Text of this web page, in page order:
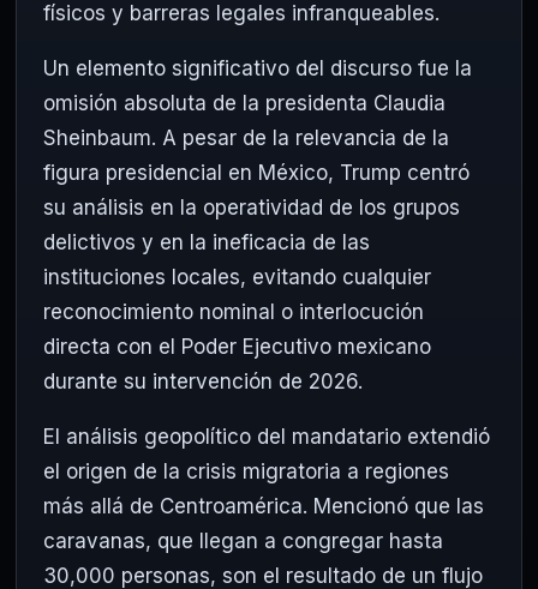
físicos y barreras legales infranqueables.
Un elemento significativo del discurso fue la
omisión absoluta de la presidenta Claudia
Sheinbaum. A pesar de la relevancia de la
figura presidencial en México, Trump centró
su análisis en la operatividad de los grupos
delictivos y en la ineficacia de las
instituciones locales, evitando cualquier
reconocimiento nominal o interlocución
directa con el Poder Ejecutivo mexicano
durante su intervención de 2026.
El análisis geopolítico del mandatario extendió
el origen de la crisis migratoria a regiones
más allá de Centroamérica. Mencionó que las
caravanas, que llegan a congregar hasta
30,000 personas, son el resultado de un flujo